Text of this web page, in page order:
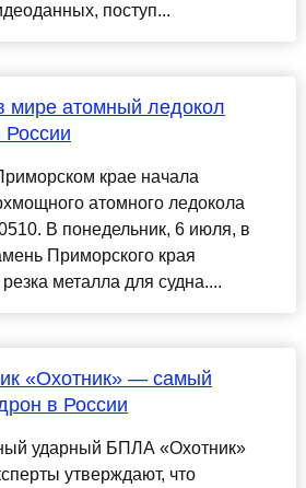
поступ...
атомный ледокол
России
крае начала
атомного ледокола
В понедельник, 6 июля, в
Приморского края
металла для судна....
«Охотник» — самый
в России
ударный БПЛА «Охотник»
утверждают, что